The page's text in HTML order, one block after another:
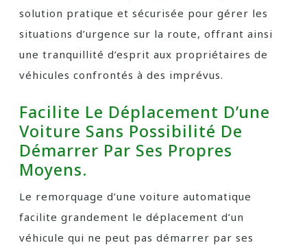
solution pratique et sécurisée pour gérer les
situations d’urgence sur la route, offrant ainsi
une tranquillité d’esprit aux propriétaires de
véhicules confrontés à des imprévus.
Facilite Le Déplacement D’une
Voiture Sans Possibilité De
Démarrer Par Ses Propres
Moyens.
Le remorquage d’une voiture automatique
facilite grandement le déplacement d’un
véhicule qui ne peut pas démarrer par ses